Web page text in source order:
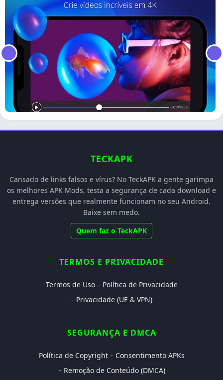
TECKAPK
Cansado de links falsos e vírus? No TeckAPK a gente garimpa
os melhores APK Mods, testa a segurança de cada download e
entrega versões que realmente funcionam no seu Android.
Baixe sem medo.
Quem faz o TeckAPK
TERMOS E PRIVACIDADE
Termos de Uso
Política de Privacidade
Privacidade (UE & VPN)
SEGURANÇA E DMCA
Política de Copyright
Consentimento APKs
Remoção de Conteúdo (DMCA)